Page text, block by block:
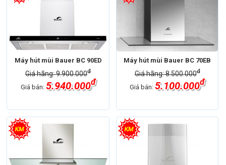
Máy hút mùi Bauer BC 90ED
Giá hãng: 9.900.000đ
Giá bán: 5.940.000đ
Máy hút mùi Bauer BC 70EB
Giá hãng: 8.500.000đ
Giá bán:5.100.000đ